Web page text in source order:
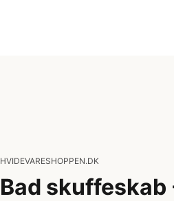
HVIDEVARESHOPPEN.DK
Bad skuffeskab